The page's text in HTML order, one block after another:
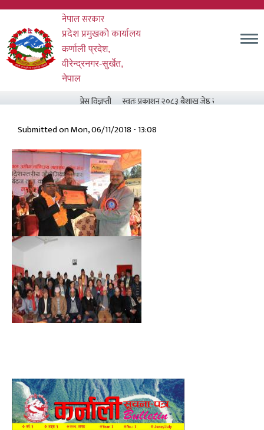
Skip
main
content
नेपाल सरकार
प्रदेश प्रमुखको कार्यालय
कर्णाली प्रदेश,
वीरेन्द्रनगर-सुर्खेत,
नेपाल
प्रेस विज्ञप्ती स्वतः प्रकाशन २०८३ बैशाख जेष्ठ र असार मसान्त सम्म
Submitted onMon, 06/11/2018 - 13:08